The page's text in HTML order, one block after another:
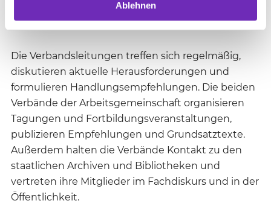
Ablehnen
evangelischer Forschungs- und
Bildungseinrichtungen sowie der Missionswerke.
Die Verbandsleitungen treffen sich regelmäßig,
diskutieren aktuelle Herausforderungen und
formulieren Handlungsempfehlungen. Die beiden
Verbände der Arbeitsgemeinschaft organisieren
Tagungen und Fortbildungsveranstaltungen,
publizieren Empfehlungen und Grundsatztexte.
Außerdem halten die Verbände Kontakt zu den
staatlichen Archiven und Bibliotheken und
vertreten ihre Mitglieder im Fachdiskurs und in der
Öffentlichkeit.